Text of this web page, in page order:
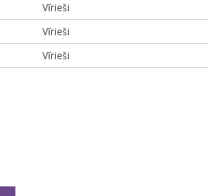
Vīrieši
Vīrieši
Vīrieši